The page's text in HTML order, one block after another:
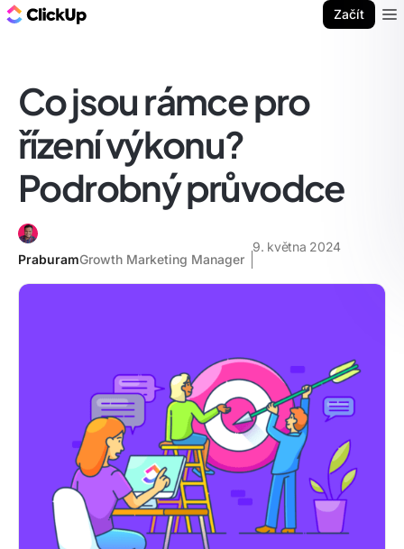
Začít
Co jsou rámce pro
řízení výkonu?
Podrobný průvodce
PraburamGrowth Marketing Manager
9. května 2024